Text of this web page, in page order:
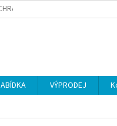
OSOBNÍCH ÚDAJŮ
VÝPRODEJ